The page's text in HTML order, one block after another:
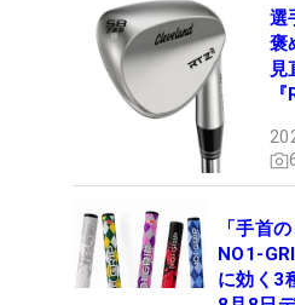
選
褒
見
「手首
NO1-
に効く3